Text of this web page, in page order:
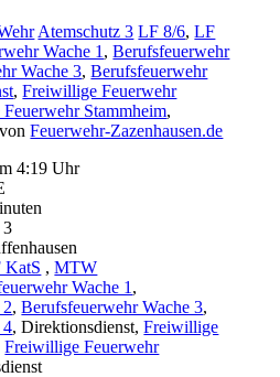
Atemschutz 3 LF 8/6,LF
Wache 1 ,Berufsfeuerwehr
Wache 3,Berufsfeuerwehr
,Freiwillige Feuerwehr
Stammheim,
vonFeuerwehr-Zazenhausen.de
4:19 Uhr
3
KatS ,MTW
Wache 1 ,
,Berufsfeuerwehr Wache 3,
4, Direktionsdienst,Freiwillige
Freiwillige Feuerwehr